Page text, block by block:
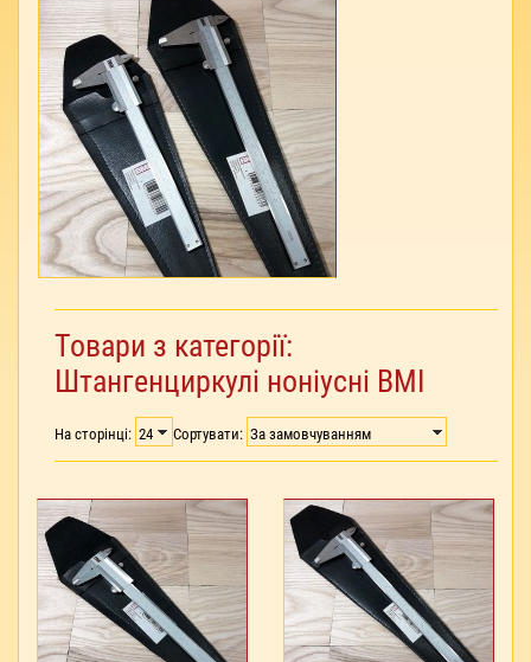
Товари з категорії:
Штангенциркулі ноніусні BMI
На сторінці: Сортувати: